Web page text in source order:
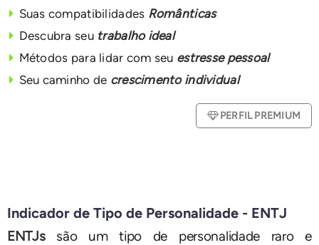
Suas compatibilidades Românticas
Descubra seu trabalho ideal
Métodos para lidar com seu estresse pessoal
Seu caminho de crescimento individual
PERFIL PREMIUM
Indicador de Tipo de Personalidade - ENTJ
ENTJssão um tipo de personalidade raro e